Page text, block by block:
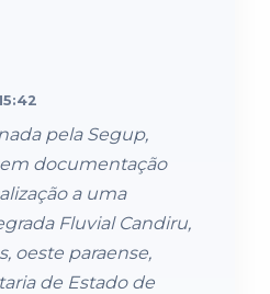
pela Segup,
documentação
a uma
Fluvial Candiru,
oeste paraense,
de Estado de